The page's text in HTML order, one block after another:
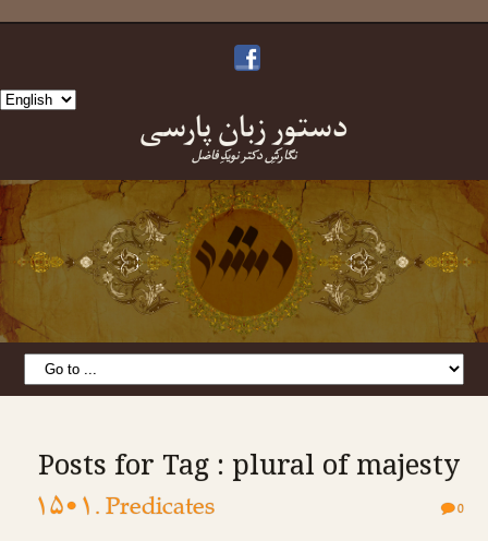
Choose
دستورِ زبانِ پارسی
نگارشِ دکتر نویدِ فاضل
Posts for Tag : plural of majesty
۱۵•۱. Predicates 0